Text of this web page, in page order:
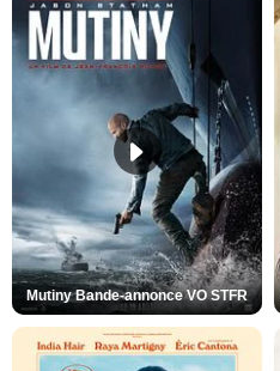
Mutiny Bande-annonce VO STFR